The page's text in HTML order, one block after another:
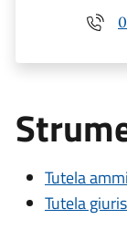
Tutela
Tutela